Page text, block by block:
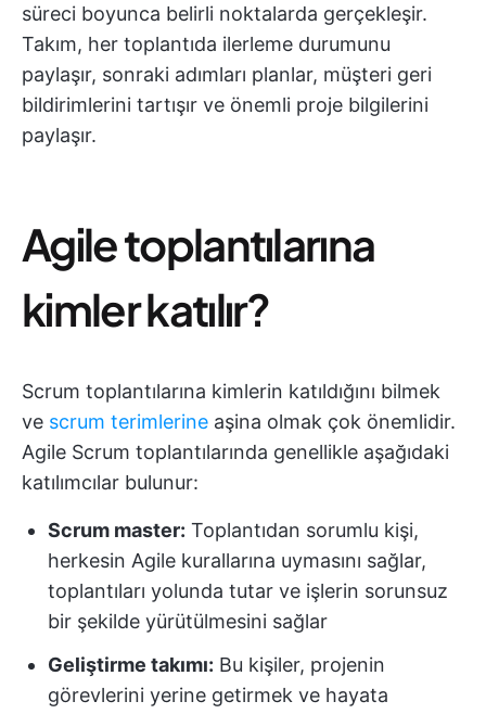
süreci boyunca belirli noktalarda gerçekleşir.
Takım, her toplantıda ilerleme durumunu
paylaşır, sonraki adımları planlar, müşteri geri
bildirimlerini tartışır ve önemli proje bilgilerini
paylaşır.
Agile toplantılarına
kimler katılır?
Scrum toplantılarına kimlerin katıldığını bilmek
ve scrum terimlerine aşina olmak çok önemlidir.
Agile Scrum toplantılarında genellikle aşağıdaki
katılımcılar bulunur:
Scrum master: Toplantıdan sorumlu kişi,
herkesin Agile kurallarına uymasını sağlar,
toplantıları yolunda tutar ve işlerin sorunsuz
bir şekilde yürütülmesini sağlar
Geliştirme takımı: Bu kişiler, projenin
görevlerini yerine getirmek ve hayata